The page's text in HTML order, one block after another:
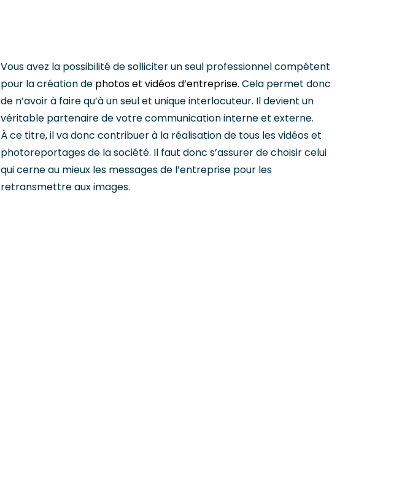
Vous avez la possibilité de solliciter un seul professionnel compétent
pour la création de photos et vidéos d’entreprise. Cela permet donc
de n’avoir à faire qu’à un seul et unique interlocuteur. Il devient un
véritable partenaire de votre communication interne et externe.
À ce titre, il va donc contribuer à la réalisation de tous les vidéos et
photoreportages de la société. Il faut donc s’assurer de choisir celui
qui cerne au mieux les messages de l’entreprise pour les
retransmettre aux images.